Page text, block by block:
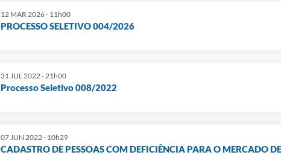
12 MAR 2026 - 11h00
PROCESSO SELETIVO 004/2026
31 JUL 2022 - 21h00
Processo Seletivo 008/2022
07 JUN 2022 - 10h29
CADASTRO DE PESSOAS COM DEFICIÊNCIA PARA O MERCADO